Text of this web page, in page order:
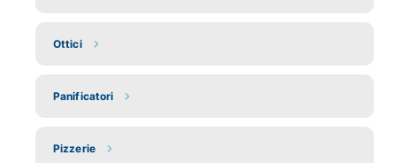
Ottici
Panificatori
Pizzerie